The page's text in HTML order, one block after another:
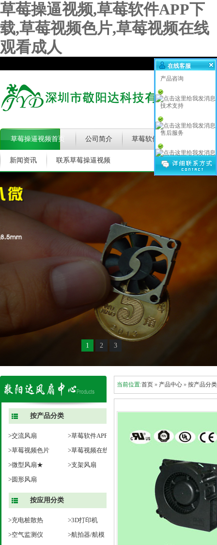
草莓操逼视频,草莓软件APP下
载,草莓视频色片,草莓视频在线
观看成人
草莓操逼视频首页 公司简介 草莓软件APP下载★
新闻资讯 联系草莓操逼视频
1 2 3
按产品分类
>交流风扇
>草莓软件APP下载★
>草莓视频色片
>草莓视频在线观看
成人风扇
>微型风扇★
>支架风扇
>圆形风扇
按应用分类
>充电桩散热
>3D打印机
>空气监测仪
>航拍器/航模
当前位置:首页 » 产品中心 » 按产品分类
在线客服
产品咨询
技术支持
售后服务